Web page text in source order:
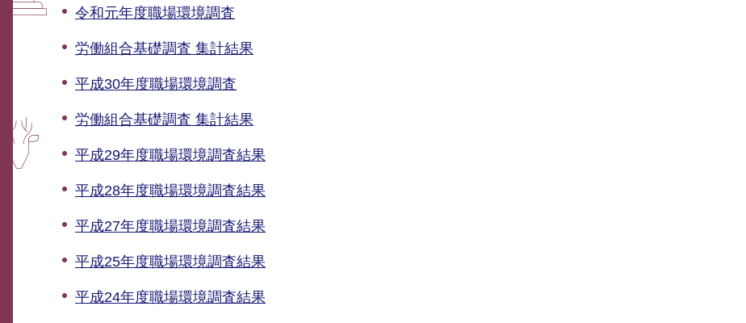
令和元年度職場環境調査
労働組合基礎調査 集計結果
平成30年度職場環境調査
労働組合基礎調査 集計結果
平成29年度職場環境調査結果
平成28年度職場環境調査結果
平成27年度職場環境調査結果
平成25年度職場環境調査結果
平成24年度職場環境調査結果